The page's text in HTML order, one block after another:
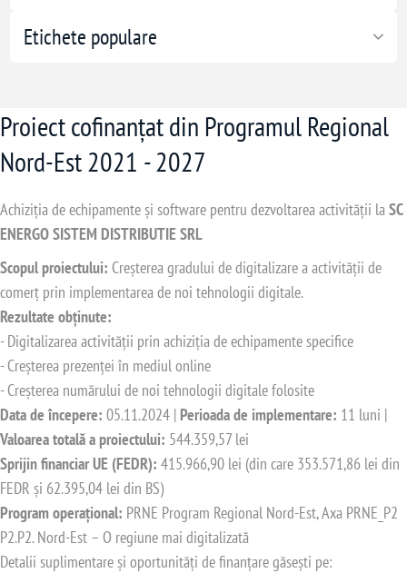
Etichete populare
Proiect cofinanțat din Programul Regional
Nord-Est 2021 - 2027
Achiziția de echipamente și software pentru dezvoltarea activității laSC
ENERGO SISTEM DISTRIBUTIE SRL
Scopul proiectului: Creșterea gradului de digitalizare a activității de
comerț prin implementarea de noi tehnologii digitale.
Rezultate obținute:
- Digitalizarea activității prin achiziția de echipamente specifice
- Creșterea prezenței în mediul online
- Creșterea numărului de noi tehnologii digitale folosite
Data de începere: 05.11.2024 | Perioada de implementare: 11 luni |
Valoarea totală a proiectului: 544.359,57 lei
Sprijin financiar UE (FEDR): 415.966,90 lei (din care 353.571,86 lei din
FEDR și 62.395,04 lei din BS)
Program operațional: PRNE Program Regional Nord-Est, Axa PRNE_P2
P2.P2. Nord-Est – O regiune mai digitalizată
Detalii suplimentare și oportunități de finanțare găsești pe: